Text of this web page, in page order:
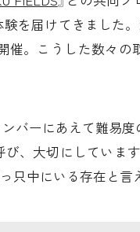
を届けてきました。
催。こうした数々
バーにあえて難易
び、大切にしていま
只中にいる存在と言